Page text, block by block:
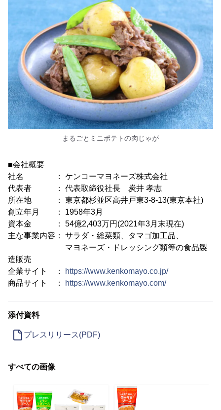
まるごとミニポテトの肉じゃが
■会社概要
社名 ： ケンコーマヨネーズ株式会社
代表者 ： 代表取締役社長 炭井 孝志
所在地 ： 東京都杉並区高井戸東3-8-13(東京本社)
創立年月 ： 1958年3月
資本金 ： 54億2,403万円(2021年3月末現在)
主な事業内容： サラダ・総菜類、タマゴ加工品、
マヨネーズ・ドレッシング類等の食品製
造販売
企業サイト ：
https://www.kenkomayo.co.jp/
商品サイト ：
https://www.kenkomayo.com/
添付資料
プレスリリース(PDF)
すべての画像